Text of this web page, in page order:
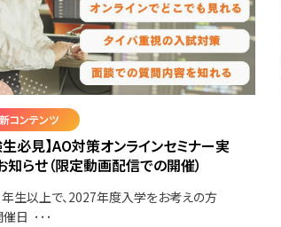
コンテンツ
生必見】AO対策オンラインセミナー実
知らせ（限定動画配信での開催）
生以上で、2027年度入学をお考えの方
催日 ･･･